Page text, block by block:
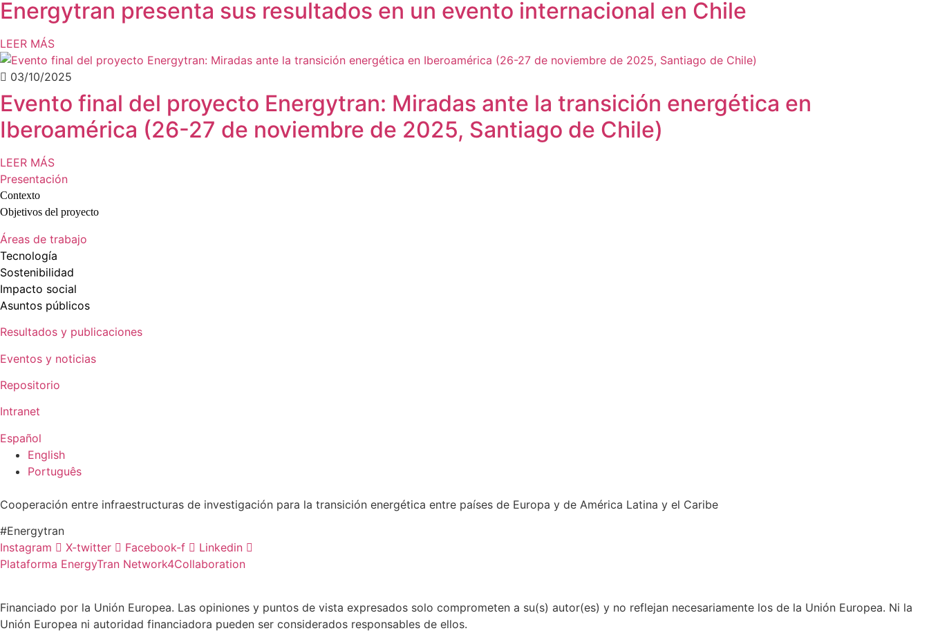
Energytran presenta sus resultados en un evento internacional en Chile
LEER MÁS
03/10/2025
Evento final del proyecto Energytran: Miradas ante la transición energética en
Iberoamérica (26-27 de noviembre de 2025, Santiago de Chile)
LEER MÁS
Presentación
Contexto
Objetivos del proyecto
Áreas de trabajo
Tecnología
Sostenibilidad
Impacto social
Asuntos públicos
Resultados y publicaciones
Eventos y noticias
Repositorio
Intranet
Español
English
Português
Cooperación entre infraestructuras de investigación para la transición energética entre países de Europa y de América Latina y el Caribe
#Energytran
Instagram
X-twitter Facebook-f
Linkedin
Plataforma EnergyTran Network4Collaboration
Financiado por la Unión Europea. Las opiniones y puntos de vista expresados solo comprometen a su(s) autor(es) y no reflejan necesariamente los de la Unión Europea. Ni la
Unión Europea ni autoridad financiadora pueden ser considerados responsables de ellos.